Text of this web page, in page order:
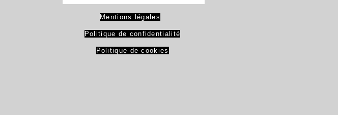
Mentions légales
Politique de confidentialité
Politique de cookies